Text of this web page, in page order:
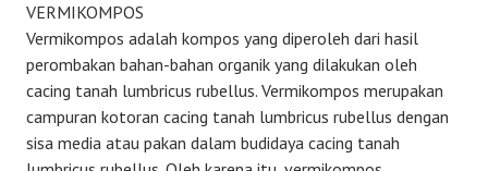
VERMIKOMPOS
Vermikompos adalah kompos yang diperoleh dari hasil
perombakan bahan-bahan organik yang dilakukan oleh
cacing tanah lumbricus rubellus. Vermikompos merupakan
campuran kotoran cacing tanah lumbricus rubellus dengan
sisa media atau pakan dalam budidaya cacing tanah